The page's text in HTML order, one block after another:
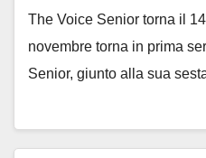
The Voice Senior torna il
novembre torna in prima
Senior, giunto alla sua